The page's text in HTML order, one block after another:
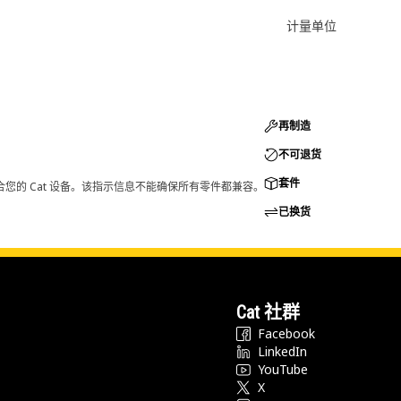
计量单位
的 Cat 设备。该指示信息不能确保所有零件都兼容。
再制造
不可退货
套件
已换货
Cat 社群
Facebook
LinkedIn
YouTube
X